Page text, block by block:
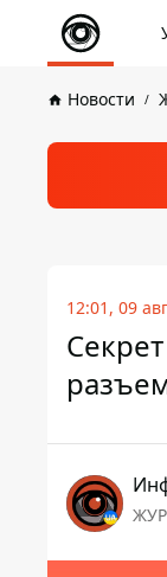
Новости
12:01, 09